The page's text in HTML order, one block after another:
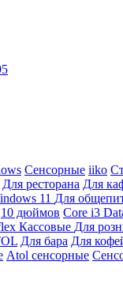
Сенсорные iiko
Для ресторана Для
11 Для
10 дюймов Core i3
Кассовые Для
Для бара Для
Atol сенсорные